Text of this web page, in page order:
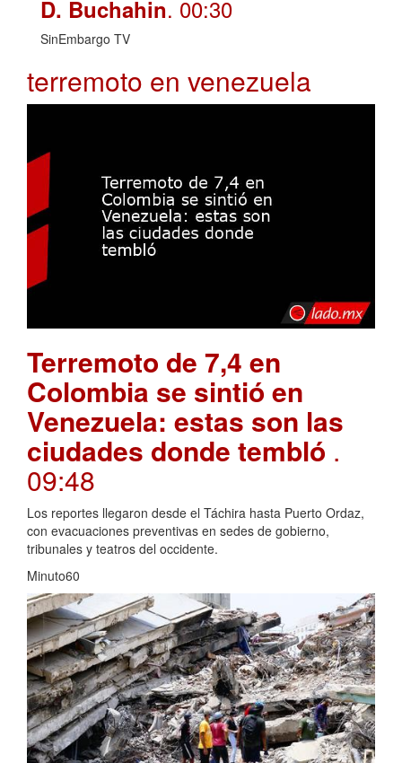
D. Buchahin. 00:30
SinEmbargo TV
terremoto en venezuela
Terremoto de 7,4 en
Colombia se sintió en
Venezuela: estas son las
ciudades donde tembló .
09:48
Los reportes llegaron desde el Táchira hasta Puerto Ordaz,
con evacuaciones preventivas en sedes de gobierno,
tribunales y teatros del occidente.
Minuto60